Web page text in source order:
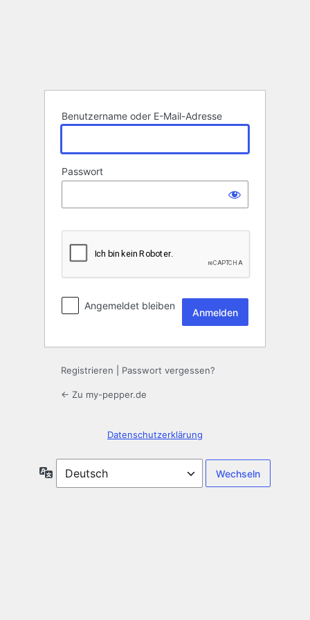
Benutzername oder E-Mail-Adresse
Passwort
Angemeldet bleiben
Registrieren Passwort vergessen?
← Zu my-pepper.de
Datenschutzerklärung
Sprache